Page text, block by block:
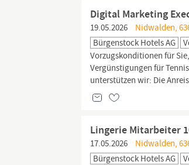
Digital Marketing
19.05.2026
Nidwalden,
Bürgenstock Hotels AG
Vorzugskonditionen für
Vergünstigungen für
unterstützen wir: Die
Lingerie Mitarbeiter
17.05.2026
Nidwalden,
Bürgenstock Hotels AG